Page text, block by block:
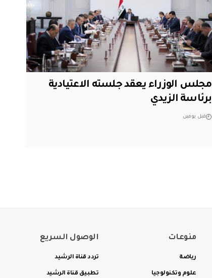
مجلس الوزراء يعقد جلسته الاعتيادية
برئاسة الزيدي
قبل يومين
منوعات
رياضة
علوم وتكنولوجيا
الوصول السريع
تردد قناة الرشيد
تطبيق قناة الرشيد